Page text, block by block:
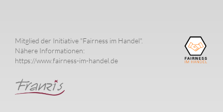
Mitglied der Initiative "Fairness im Handel".
Nähere Informationen:
https://www.fairness-im-handel.de